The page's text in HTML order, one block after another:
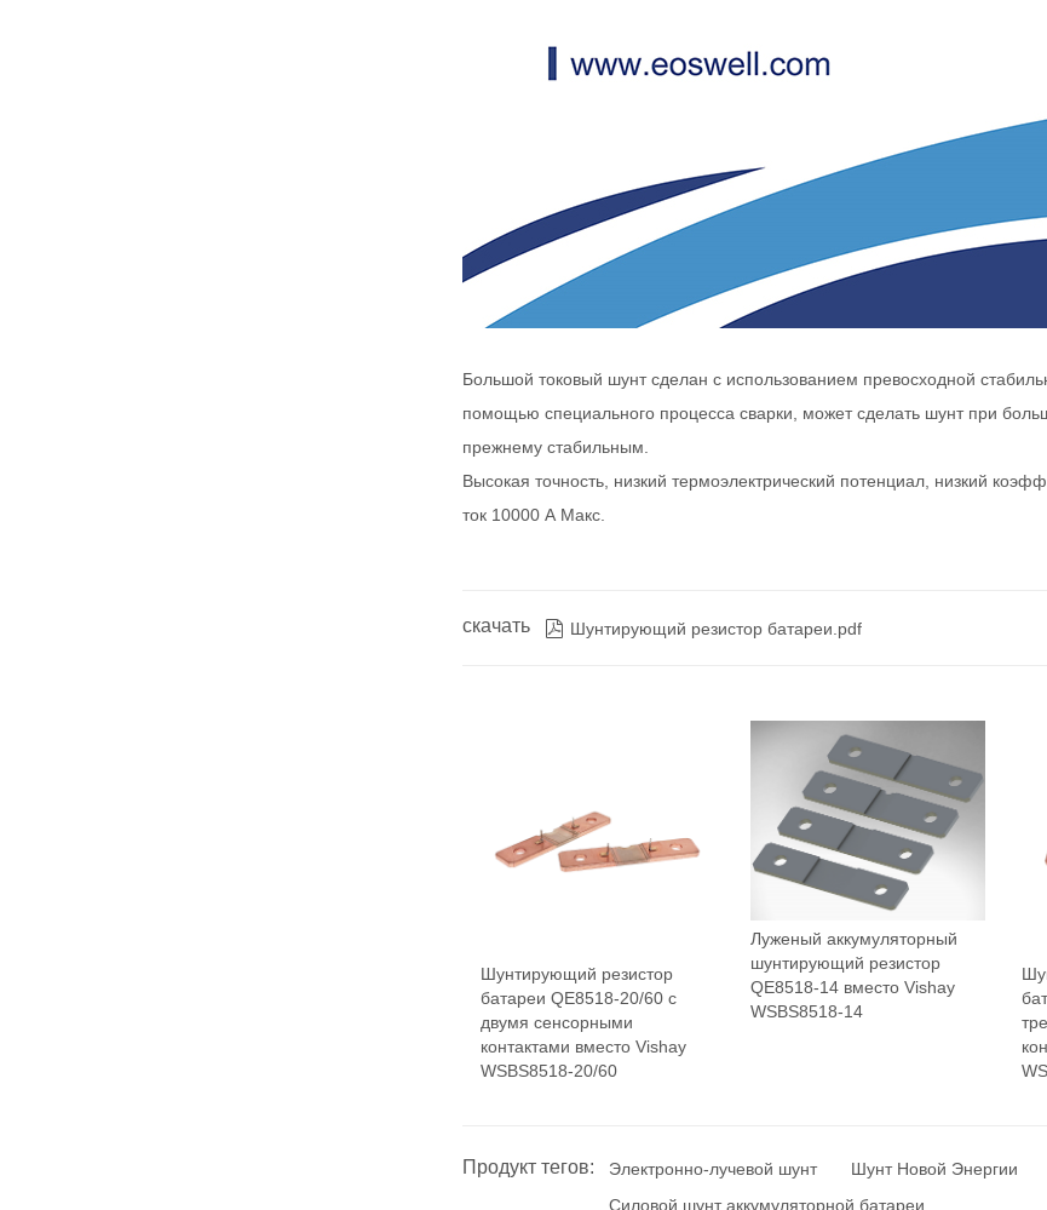
Большой токовый шунт сделан с использованием превосходной
помощью специального процесса сварки, может сделать шунт при
прежнему стабильным.
Высокая точность, низкий термоэлектрический потенциал, низкий
ток 10000 А Макс.
скачать  Шунтирующий резистор батареи.pdf
Шунтирующий резистор
батареи QE8518-20/60 с
двумя сенсорными
контактами вместо Vishay
WSBS8518-20/60
Луженый аккумуляторный
шунтирующий резистор
QE8518-14 вместо Vishay
WSBS8518-14
Продукт тегов: Электронно-лучевой шунт Шунт Новой Энергии
Силовой шунт аккумуляторной батареи